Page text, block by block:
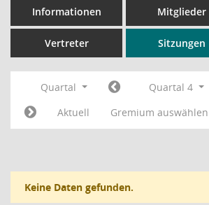
Informationen Mitglieder
Vertreter Sitzungen
Quartal Quartal 4
Aktuell
Gremium auswählen
Keine Daten gefunden.